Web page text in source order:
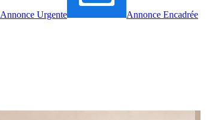
Annonce Urgente
Annonce Encadrée